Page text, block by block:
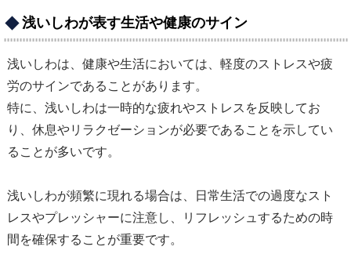
浅いしわが表す生活や健康のサイン
浅いしわは、健康や生活においては、軽度のストレスや疲
労のサインであることがあります。
特に、浅いしわは一時的な疲れやストレスを反映してお
り、休息やリラクゼーションが必要であることを示してい
ることが多いです。
浅いしわが頻繁に現れる場合は、日常生活での過度なスト
レスやプレッシャーに注意し、リフレッシュするための時
間を確保することが重要です。